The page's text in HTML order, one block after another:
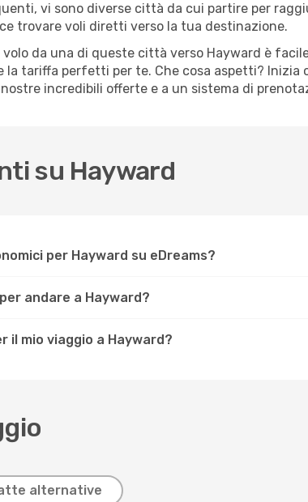
vi sono diverse città da cui partire per
trovare voli diretti verso la tua destinazione.
da una di queste città verso Hayward è
la tariffa perfetti per te. Che cosa aspetti? Inizia
incredibili offerte e a un sistema di
su Hayward
per Hayward su eDreams?
andare a Hayward?
il mio viaggio a Hayward?
alternative